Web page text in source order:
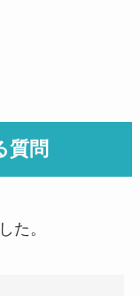
質問
た。